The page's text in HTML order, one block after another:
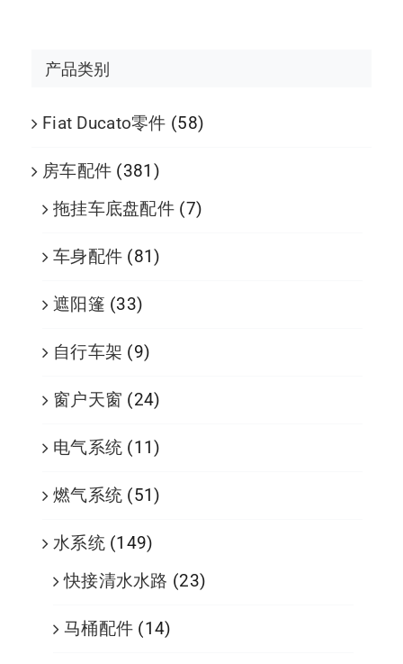
产品类别
Fiat Ducato零件 (58)
房车配件 (381)
拖挂车底盘配件 (7)
车身配件 (81)
遮阳篷 (33)
自行车架 (9)
窗户天窗 (24)
电气系统 (11)
燃气系统 (51)
水系统 (149)
快接清水水路 (23)
马桶配件 (14)